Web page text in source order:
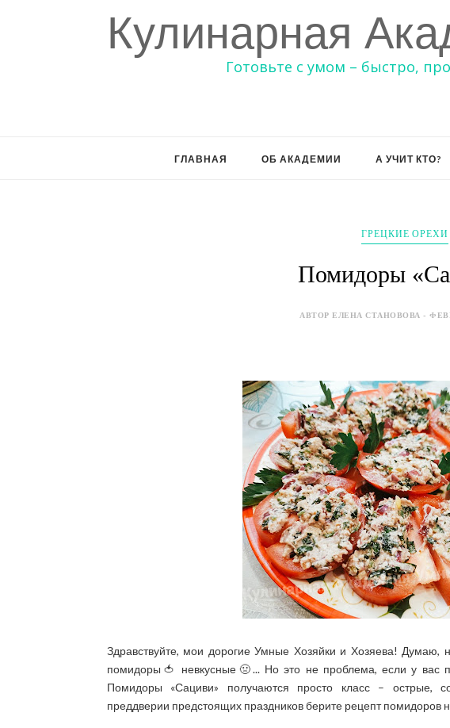
Кулинарная
Готовьте с умом – быстро,
ГЛАВНАЯ ОБ АКАДЕМИИ А УЧИТ КТО?
ГРЕЦКИЕ ОРЕХИ
Помидоры
АВТОР ЕЛЕНА СТАНОВОВА -
Здравствуйте, мои дорогие Умные Хозяйки и Хозяева! Думаю,
помидоры🍅 невкусные🤢... Но это не проблема, если у вас
Помидоры «Сациви» получаются просто класс – острые,
преддверии предстоящих праздников берите рецепт помидоров